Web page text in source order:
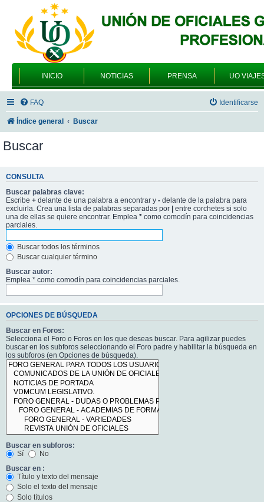
INICIO NOTICIAS PRENSA UO
FAQ Identificarse
Índice general Buscar
Buscar
CONSULTA
Buscar palabras clave:
Escribe + delante de una palabra a encontrar y - delante de la palabra para
excluirla. Crea una lista de palabras separadas por | entre corchetes si solo
una de ellas se quiere encontrar. Emplea * como comodín para coincidencias
parciales.
Buscar todos los términos
Buscar cualquier término
Buscar autor:
Emplea * como comodín para coincidencias parciales.
OPCIONES DE BÚSQUEDA
Buscar en Foros:
Selecciona el Foro o Foros en los que deseas buscar. Para agilizar puedes
buscar en los subforos seleccionando el Foro padre y habilitar la búsqueda en
los subforos (en Opciones de búsqueda).
Buscar en subforos:
Sí
No
Buscar en :
Título y texto del mensaje
Solo el texto del mensaje
Solo títulos